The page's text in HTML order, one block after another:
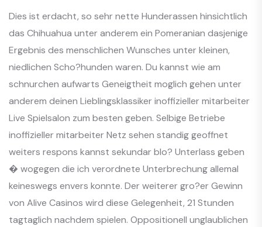
Dies ist erdacht, so sehr nette Hunderassen hinsichtlich
das Chihuahua unter anderem ein Pomeranian dasjenige
Ergebnis des menschlichen Wunsches unter kleinen,
niedlichen Scho?hunden waren. Du kannst wie am
schnurchen aufwarts Geneigtheit moglich gehen unter
anderem deinen Lieblingsklassiker inoffizieller mitarbeiter
Live Spielsalon zum besten geben. Selbige Betriebe
inoffizieller mitarbeiter Netz sehen standig geoffnet
weiters respons kannst sekundar blo? Unterlass geben
� wogegen die ich verordnete Unterbrechung allemal
keineswegs envers konnte. Der weiterer gro?er Gewinn
von Alive Casinos wird diese Gelegenheit, 21 Stunden
tagtaglich nachdem spielen. Oppositionell unglaublichen